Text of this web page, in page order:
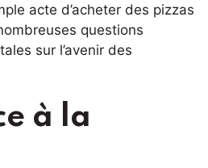
acte d’acheter des pizzas
questions
sur l’avenir des
à la